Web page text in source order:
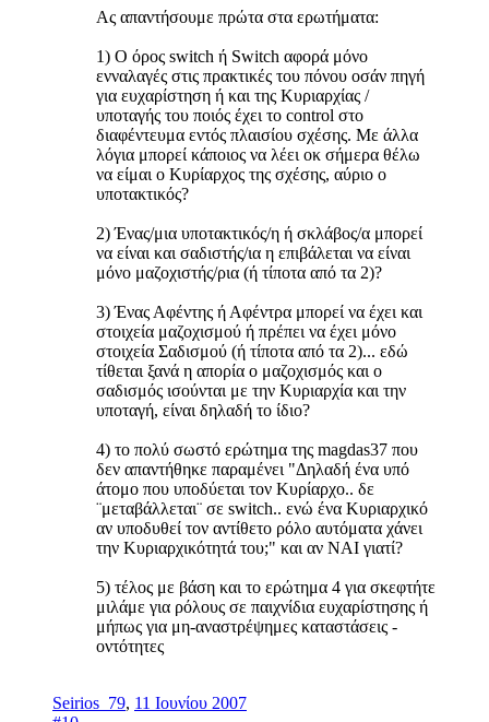
Aς απαντήσουμε πρώτα στα ερωτήματα:
1) Ο όρος switch ή Switch αφορά μόνο
ενναλαγές στις πρακτικές του πόνου οσάν πηγή
για ευχαρίστηση ή και της Κυριαρχίας /
υποταγής του ποιός έχει το control στο
διαφέντευμα εντός πλαισίου σχέσης. Με άλλα
λόγια μπορεί κάποιος να λέει οκ σήμερα θέλω
να είμαι ο Κυρίαρχος της σχέσης, αύριο ο
υποτακτικός?
2) Ένας/μια υποτακτικός/η ή σκλάβος/α μπορεί
να είναι και σαδιστής/ια η επιβάλεται να είναι
μόνο μαζοχιστής/ρια (ή τίποτα από τα 2)?
3) Ένας Αφέντης ή Αφέντρα μπορεί να έχει και
στοιχεία μαζοχισμού ή πρέπει να έχει μόνο
στοιχεία Σαδισμού (ή τίποτα από τα 2)... εδώ
τίθεται ξανά η απορία ο μαζοχισμός και ο
σαδισμός ισούνται με την Κυριαρχία και την
υποταγή, είναι δηλαδή το ίδιο?
4) το πολύ σωστό ερώτημα της magdas37 που
δεν απαντήθηκε παραμένει "Δηλαδή ένα υπό
άτομο που υποδύεται τον Κυρίαρχο.. δε
¨μεταβάλλεται¨ σε switch.. ενώ ένα Κυριαρχικό
αν υποδυθεί τον αντίθετο ρόλο αυτόματα χάνει
την Κυριαρχικότητά του;" και αν ΝΑΙ γιατί?
5) τέλος με βάση και το ερώτημα 4 για σκεφτήτε
μιλάμε για ρόλους σε παιχνίδια ευχαρίστησης ή
μήπως για μη-αναστρέψημες καταστάσεις -
οντότητες
Seirios_79, 11 Ιουνίου 2007